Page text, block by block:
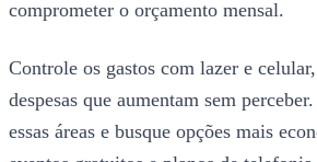
comprometer o orçamento mensal.
Controle os gastos com lazer e
despesas que aumentam sem
essas áreas e busque opções mais